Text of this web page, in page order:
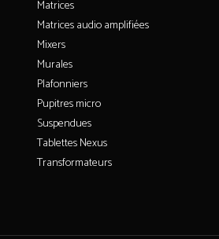
Matrices
Matrices audio amplifiées
Mixers
Murales
Plafonniers
Pupitres micro
Suspendues
Tablettes Nexus
Transformateurs